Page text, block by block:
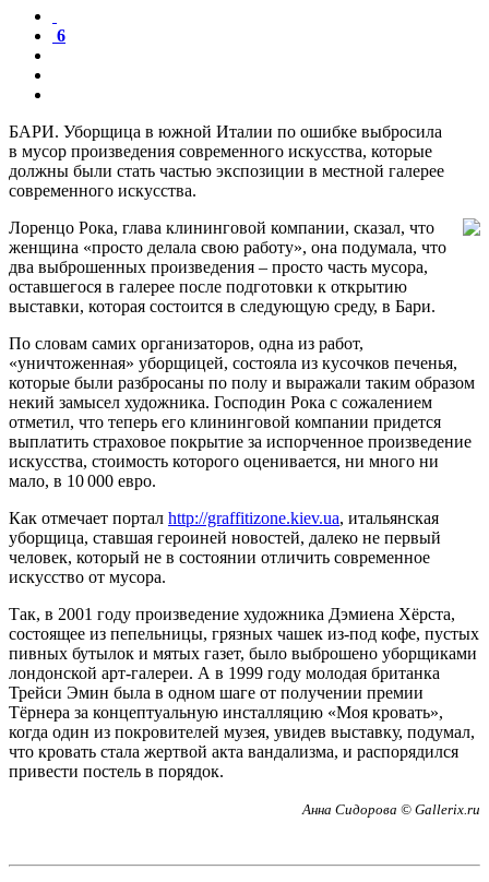
6
БАРИ. Уборщица в южной Италии по ошибке выбросила
в мусор произведения современного искусства, которые
должны были стать частью экспозиции в местной галерее
современного искусства.
Лоренцо Рока, глава клининговой компании, сказал, что
женщина «просто делала свою работу», она подумала, что
два выброшенных произведения – просто часть мусора,
оставшегося в галерее после подготовки к открытию
выставки, которая состоится в следующую среду, в Бари.
По словам самих организаторов, одна из работ,
«уничтоженная» уборщицей, состояла из кусочков печенья,
которые были разбросаны по полу и выражали таким образом
некий замысел художника. Господин Рока с сожалением
отметил, что теперь его клининговой компании придется
выплатить страховое покрытие за испорченное произведение
искусства, стоимость которого оценивается, ни много ни
мало, в 10 000 евро.
Как отмечает портал http://graffitizone.kiev.ua, итальянская
уборщица, ставшая героиней новостей, далеко не первый
человек, который не в состоянии отличить современное
искусство от мусора.
Так, в 2001 году произведение художника Дэмиена Хёрста,
состоящее из пепельницы, грязных чашек из-под кофе, пустых
пивных бутылок и мятых газет, было выброшено уборщиками
лондонской арт-галереи. А в 1999 году молодая британка
Трейси Эмин была в одном шаге от получении премии
Тёрнера за концептуальную инсталляцию «Моя кровать»,
когда один из покровителей музея, увидев выставку, подумал,
что кровать стала жертвой акта вандализма, и распорядился
привести постель в порядок.
Анна Сидорова © Gallerix.ru